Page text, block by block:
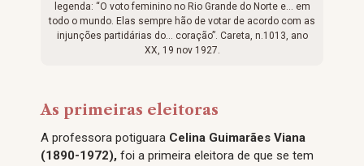
legenda: “O voto feminino no Rio Grande do Norte e… em
todo o mundo. Elas sempre hão de votar de acordo com as
injunções partidárias do… coração”. Careta, n.1013, ano
XX, 19 nov 1927.
As primeiras eleitoras
A professora potiguara Celina Guimarães Viana
(1890-1972), foi a primeira eleitora de que se tem